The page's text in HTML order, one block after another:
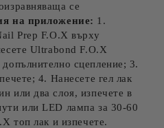
се
на приложение: 1.
Prep F.O.X върху
Ultrabond F.O.X
сцепление; 3.
4. Нанесете гел лак
или два слоя, изпечете в
или LED лампа за 30-60
топ лак и изпечете.